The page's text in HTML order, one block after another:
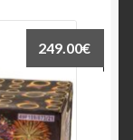
249.00€